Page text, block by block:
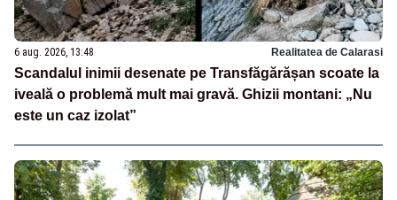
6 aug. 2026, 13:48 Realitatea de Calarasi
Scandalul inimii desenate pe Transfăgărășan scoate la
iveală o problemă mult mai gravă. Ghizii montani: „Nu
este un caz izolat”